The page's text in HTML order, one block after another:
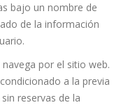
bajo un nombre de
de la información
por el sitio web.
a la previa
reservas de la